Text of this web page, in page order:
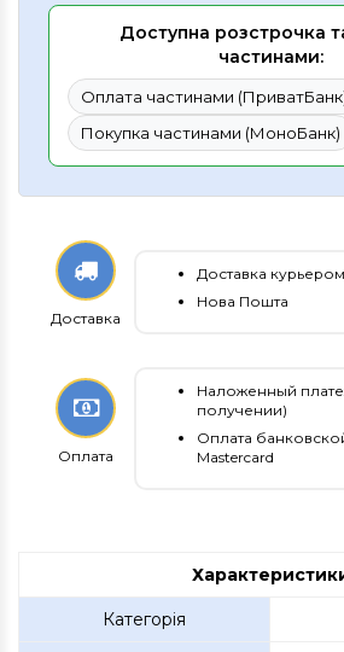
Доступна розстрочка
частинами:
Оплата частинами
Покупка частинами (МоноБанк)
Доставка
Доставка курьером
Нова Пошта
Оплата
Наложенный
получении)
Оплата
Mastercard
Категорія